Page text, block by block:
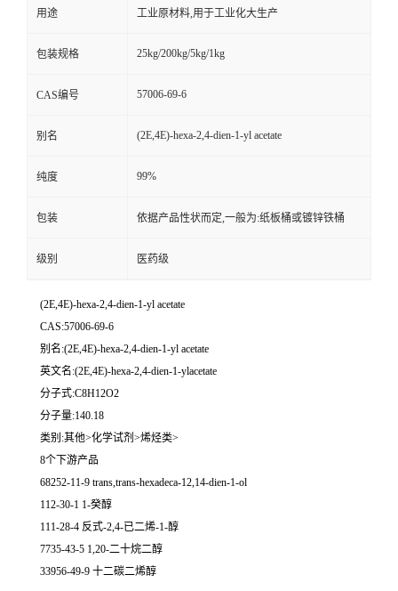
用途 工业原材料,用于工业化大生产
包装规格 25kg/200kg/5kg/1kg
CAS编号 57006-69-6
别名 (2E,4E)-hexa-2,4-dien-1-yl acetate
纯度 99%
包装 依据产品性状而定,一般为:纸板桶或镀锌铁桶
级别 医药级
(2E,4E)-hexa-2,4-dien-1-yl acetate
CAS:57006-69-6
别名:(2E,4E)-hexa-2,4-dien-1-yl acetate
英文名:(2E,4E)-hexa-2,4-dien-1-ylacetate
分子式:C8H12O2
分子量:140.18
类别:其他>化学试剂>烯烃类>
8个下游产品
68252-11-9 trans,trans-hexadeca-12,14-dien-1-ol
112-30-1 1-癸醇
111-28-4 反式-2,4-已二烯-1-醇
7735-43-5 1,20-二十烷二醇
33956-49-9 十二碳二烯醇